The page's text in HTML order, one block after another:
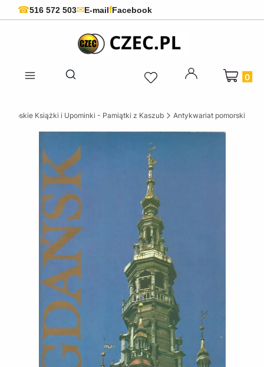
☎516 572 503✉E-mailfFacebook
Otwórz wyszukiwarkę
Produkty
Książki i Upominki - Pamiątki z Kaszub Antykwariat pomorski